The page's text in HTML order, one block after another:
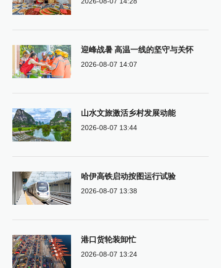
迎峰战暑 高温一线的坚守与关怀
2026-08-07 14:07
山水文旅激活乡村发展动能
2026-08-07 13:44
哈伊高铁启动按图运行试验
2026-08-07 13:38
港口货轮装卸忙
2026-08-07 13:24